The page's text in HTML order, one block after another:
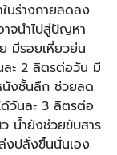
นร่างกายลดลง
จนำไปสู่ปัญหา
มีรอยเหี่ยวย่น
ละ 2 ลิตรต่อวัน มี
นังชั้นลึก ช่วยลด
วันละ 3 ลิตรต่อ
น้ำยังช่วยขับสาร
งปลั่งขึ้นนั่นเอง